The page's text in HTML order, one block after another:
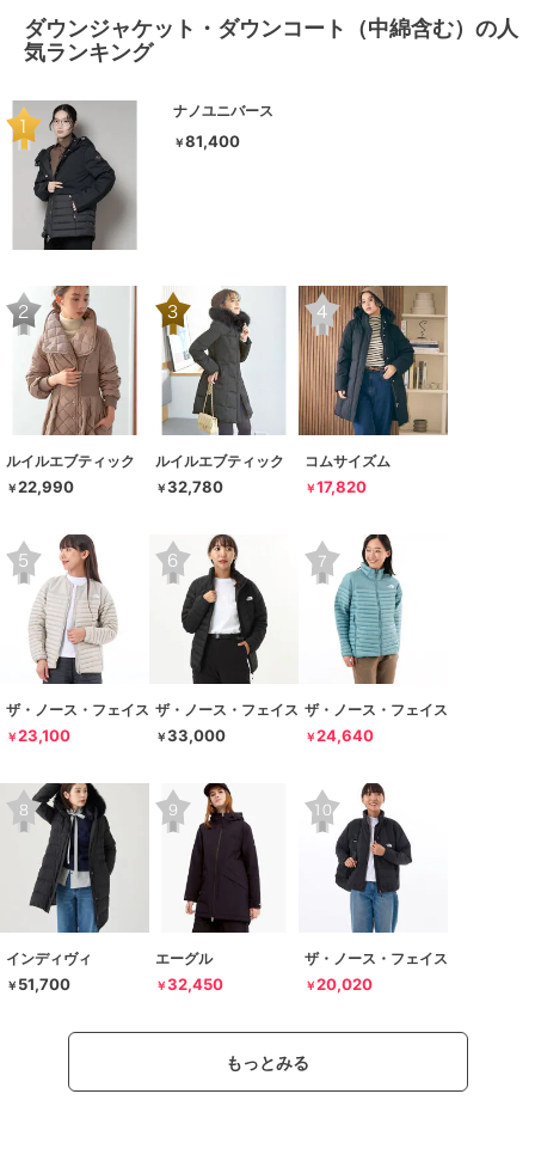
ダウンジャケット・ダウンコート（中綿含む）の人
気ランキング
ナノユニバース
￥81,400
ルイルエブティック
￥22,990
ルイルエブティック
￥32,780
コムサイズム
￥17,820
ザ・ノース・フェイス
￥23,100
ザ・ノース・フェイス
￥33,000
ザ・ノース・フェイス
￥24,640
インディヴィ
￥ 51,700
エーグル
￥32,450
ザ・ノース・フェイス
￥20,020
もっとみる